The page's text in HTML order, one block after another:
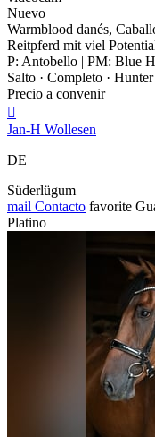
Nuevo
Warmblood danés,
Reitpferd mit viel
P: Antobello | PM: Blue
Salto · Completo ·
Precio a convenir

Jan-H Wollesen
DE
Süderlügum
mail Contacto favorite
Platino